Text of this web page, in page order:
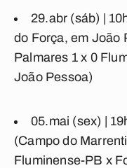
29.abr (sáb) |
do Força, em João
Palmares 1 x 0
João Pessoa)
05.mai (sex) |
(Campo do
Fluminense-PB x